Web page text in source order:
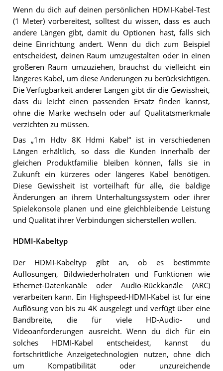
Wenn du dich auf deinen persönlichen HDMI-Kabel-Test
(1 Meter) vorbereitest, solltest du wissen, dass es auch
andere Längen gibt, damit du Optionen hast, falls sich
deine Einrichtung ändert. Wenn du dich zum Beispiel
entscheidest, deinen Raum umzugestalten oder in einen
größeren Raum umzuziehen, brauchst du vielleicht ein
längeres Kabel, um diese Änderungen zu berücksichtigen.
Die Verfügbarkeit anderer Längen gibt dir die Gewissheit,
dass du leicht einen passenden Ersatz finden kannst,
ohne die Marke wechseln oder auf Qualitätsmerkmale
verzichten zu müssen.
Das „1m Hdtv 8K Hdmi Kabel“ ist in verschiedenen
Längen erhältlich, so dass die Kunden innerhalb der
gleichen Produktfamilie bleiben können, falls sie in
Zukunft ein kürzeres oder längeres Kabel benötigen.
Diese Gewissheit ist vorteilhaft für alle, die baldige
Änderungen an ihrem Unterhaltungssystem oder ihrer
Spielekonsole planen und eine gleichbleibende Leistung
und Qualität ihrer Verbindungen sicherstellen wollen.
HDMI-Kabeltyp
Der HDMI-Kabeltyp gibt an, ob es bestimmte
Auflösungen, Bildwiederholraten und Funktionen wie
Ethernet-Datenkanäle oder Audio-Rückkanäle (ARC)
verarbeiten kann. Ein Highspeed-HDMI-Kabel ist für eine
Auflösung von bis zu 4K ausgelegt und verfügt über eine
Bandbreite, die für viele HD-Audio- und
Videoanforderungen ausreicht. Wenn du dich für ein
solches HDMI-Kabel entscheidest, kannst du
fortschrittliche Anzeigetechnologien nutzen, ohne dich
um Kompatibilität oder unzureichende